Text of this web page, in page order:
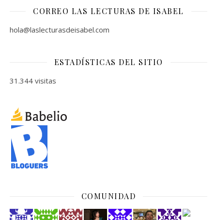
CORREO LAS LECTURAS DE ISABEL
hola@laslecturasdeisabel.com
ESTADÍSTICAS DEL SITIO
31.344 visitas
COMUNIDAD